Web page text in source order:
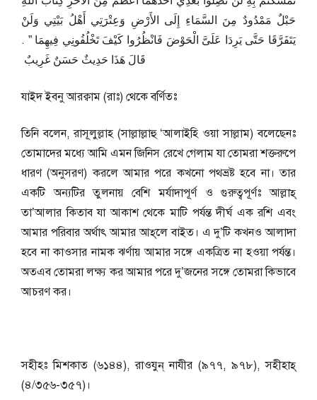
حَبْلٌ مَمْدُودٌ مِنَ السَّمَاءِ إِلَى الأَرْضِ وَعِتْرَتِي أَهْلُ بَيْتِي وَلَنْ
يَتَفَرَّقَا حَتَّى يَرِدَا عَلَىَّ الْحَوْضَ فَانْظُرُوا كَيْفَ تَخْلُفُونِي فِيهِمَا ‏”‏ ‏.‏
قَالَ هَذَا حَدِيثٌ حَسَنٌ غَرِيبٌ ‏
যাইদ ইবনু আরক্বাম (রাঃ) থেকে বর্ণিতঃ
তিনি বলেন, রাসূলুল্লাহ (সাল্লাল্লাহু ‘আলাইহি ওয়া সাল্লাম) বলেছেনঃ
তোমাদের মধ্যে আমি এমন জিনিস রেখে গেলাম যা তোমরা শক্তরুপে
ধারণ (অনুসরণ) করলে আমার পরে কখনো পথভ্রষ্ট হবে না। তার
একটি অন্যটির তুলনায় বেশি মর্যাদাপূর্ণ ও গুরুত্বপূর্ণঃ আল্লাহ্‌
তা’আলার কিতাব যা আকাশ থেকে মাটি পর্যন্ত দীর্ঘ এক রশি এবং
আমার পরিবার অর্থাৎ আমার আহ্‌লে বাইত। এ দু’টি কখনও আলাদা
হবে না কাওসার নামক ঝর্ণায় আমার সঙ্গে একত্রিত না হওয়া পর্যন্ত।
অতএব তোমরা লক্ষ্য কর আমার পরে দু’জনের সঙ্গে তোমরা কিভাবে
আচরণ কর।
সহীহঃ মিশকাত (৬১৪৪), রাওযুন্‌ নাযীর (৯৭৭, ৯৭৮), সহীহাহ্‌
(৪/৩৫৬-৩৫৭)।